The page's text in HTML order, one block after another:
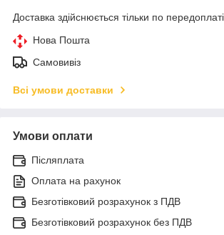
Доставка здійснюється тільки по передоплаті.
Нова Пошта
Самовивіз
Всі умови доставки
Умови оплати
Післяплата
Оплата на рахунок
Безготівковий розрахунок з ПДВ
Безготівковий розрахунок без ПДВ